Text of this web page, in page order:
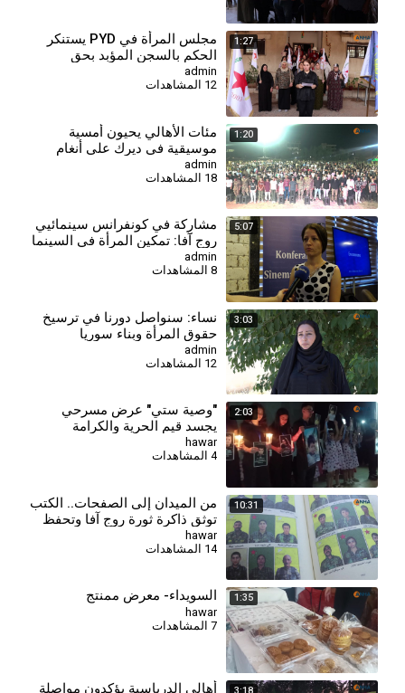
1:27
مجلس المرأة في PYD يستنكر
الحكم بالسجن المؤبد بحق
المقاتلة جيجك كوباني
admin
12 المشاهدات
1:20
مئات الأهالي يحيون أمسية
موسيقية في ديرك على أنغام
الأغاني الكردية
admin
18 المشاهدات
5:07
مشارِكة في كونفرانس سينمائيي
روج آفا: تمكين المرأة في السينما
هدفنا الأول
admin
8 المشاهدات
3:03
⁣نساء: سنواصل دورنا في ترسيخ
حقوق المرأة وبناء سوريا
الديمقراطية
admin
12 المشاهدات
2:03
"وصية ستي" عرض مسرحي
يجسد قيم الحرية والكرامة
hawar
4 المشاهدات
10:31
من الميدان إلى الصفحات.. الكتب
توثق ذاكرة ثورة روج آفا وتحفظ
تاريخها للأجيال
hawar
14 المشاهدات
1:35 السويداء- معرض ممنتج
hawar
7 المشاهدات
3:18
أهالي الدرباسية يؤكدون مواصلة